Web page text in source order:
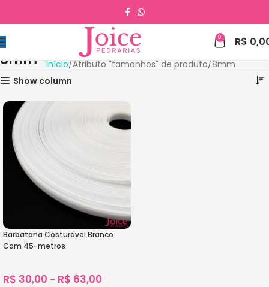
0 R$
8mm Início Atributo "tamanhos" de produto 8mm
Show column
Barbatana Costurável Branco
Com 45-metros
R$ 30,00 – R$ 63,00